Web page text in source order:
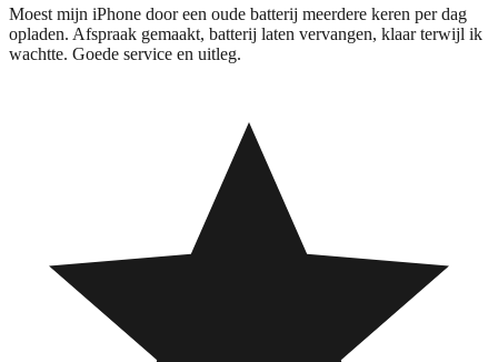
Moest mijn iPhone door een oude batterij meerdere keren per dag
opladen. Afspraak gemaakt, batterij laten vervangen, klaar terwijl ik
wachtte. Goede service en uitleg.